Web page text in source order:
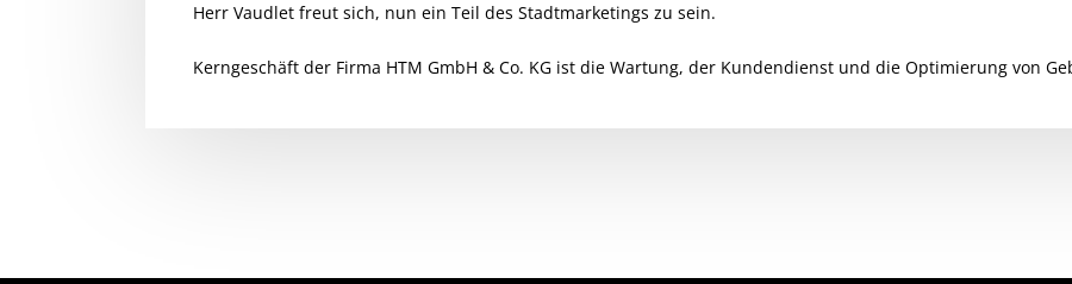
Herr Vaudlet freut sich, nun ein Teil des Stadtmarketings zu sein.
Kerngeschäft der Firma HTM GmbH & Co. KG ist die Wartung, der Kundendienst und die Optimierung von